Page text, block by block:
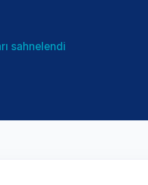
sahnelendi